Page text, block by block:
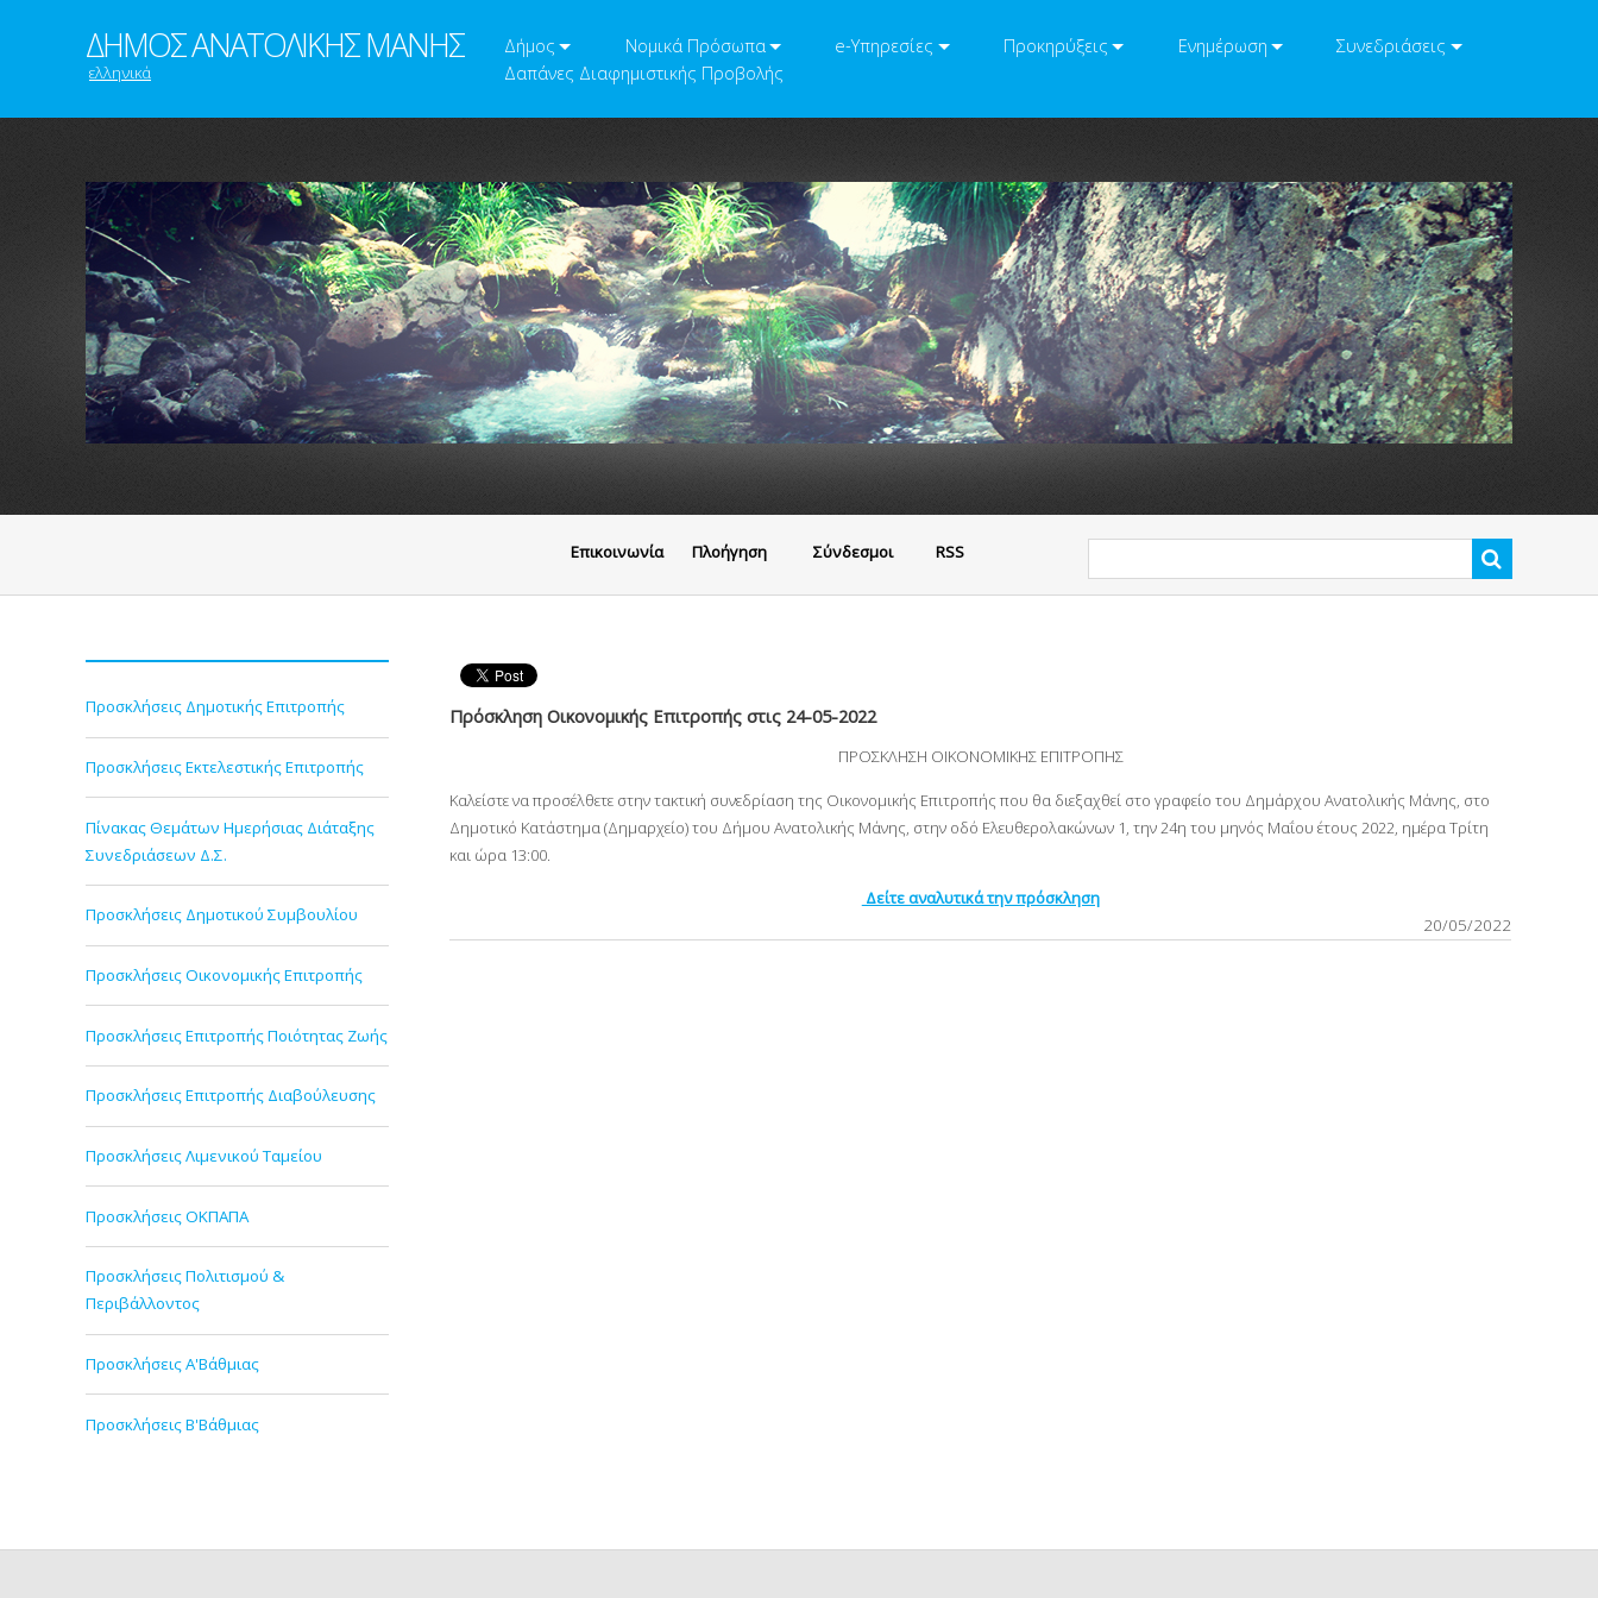
ΔΗΜΟΣ ΑΝΑΤΟΛΙΚΗΣ ΜΑΝΗΣ
ελληνικά
Δήμος Νομικά Πρόσωπα e-Υπηρεσίες Προκηρύξεις Ενημέρωση
Συνεδριάσεις
Δαπάνες Διαφημιστικής Προβολής
Eπικοινωνία Πλοήγηση Σύνδεσμοι RSS
Προσκλήσεις Δημοτικής Επιτροπής
Προσκλήσεις Εκτελεστικής Επιτροπής
Πίνακας Θεμάτων Ημερήσιας Διάταξης
Συνεδριάσεων Δ.Σ.
Προσκλήσεις Δημοτικού Συμβουλίου
Προσκλήσεις Οικονομικής Επιτροπής
Προσκλήσεις Επιτροπής Ποιότητας Ζωής
Προσκλήσεις Επιτροπής Διαβούλευσης
Προσκλήσεις Λιμενικού Ταμείου
Προσκλήσεις ΟΚΠΑΠΑ
Προσκλήσεις Πολιτισμού &
Περιβάλλοντος
Προσκλήσεις Α'Βάθμιας
Προσκλήσεις Β'Βάθμιας
Πρόσκληση Οικονομικής Επιτροπής στις 24-05-2022
ΠΡΟΣΚΛΗΣΗ ΟΙΚΟΝΟΜΙΚΗΣ ΕΠΙΤΡΟΠΗΣ
Καλείστε να προσέλθετε στην τακτική συνεδρίαση της Οικονομικής Επιτροπής που θα διεξαχθεί στο γραφείο του Δημάρχου Ανατολικής Μάνης, στο
Δημοτικό Κατάστημα (Δημαρχείο) του Δήμου Ανατολικής Μάνης, στην οδό Ελευθερολακώνων 1, την 24η του μηνός Mαΐου έτους 2022, ημέρα Τρίτη
και ώρα 13:00.
Δείτε αναλυτικά την πρόσκληση
20/05/2022